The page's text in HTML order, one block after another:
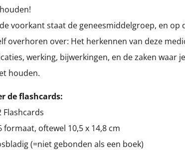
voorkant staat de geneesmiddelgroep, en op
overhoren over: Het herkennen van deze
werking, bijwerkingen, en de zaken waar
houden.
de flashcards:
Flashcards
formaat, oftewel 10,5 x 14,8 cm
(=niet gebonden als een boek)